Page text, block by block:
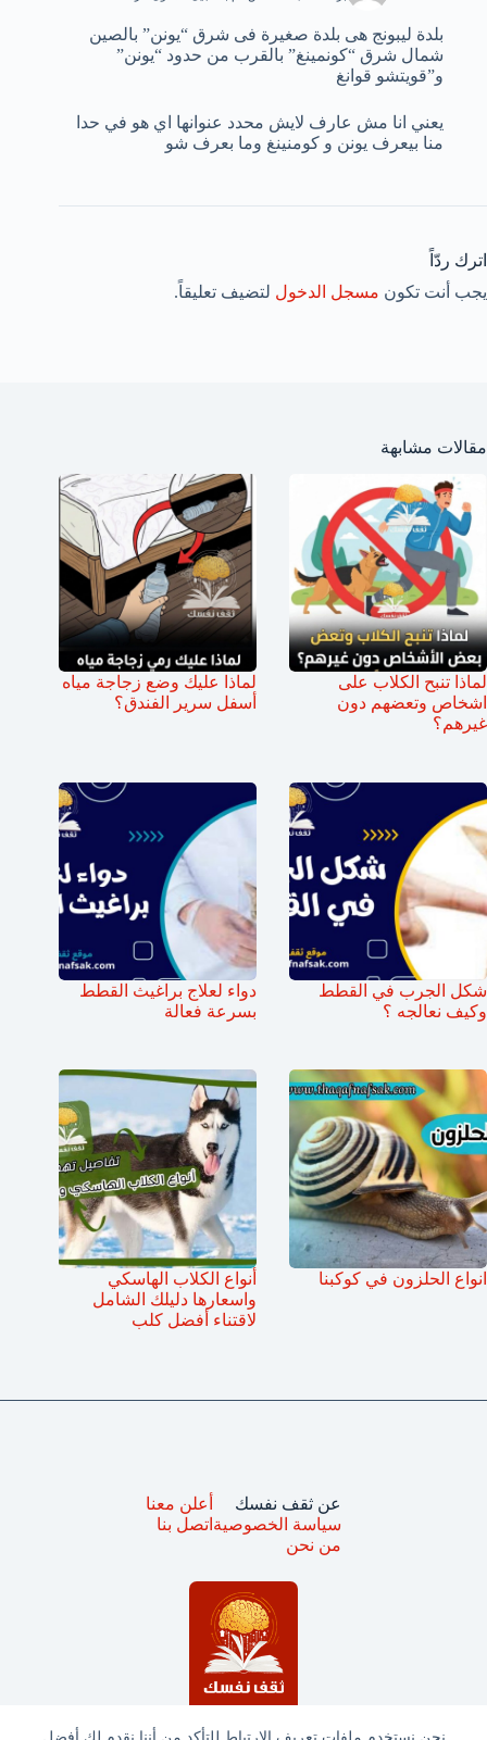
بلدة ليبونج هى بلدة صغيرة فى شرق “يونن” بالصين
شمال شرق “كونمينغ” بالقرب من حدود “يونن”
و”قويتشو قوانغ
يعني انا مش عارف لايش محدد عنوانها اي هو في حدا
منا بيعرف يونن و كومنينغ وما بعرف شو
اترك ردّاً
يجب أنت تكون مسجل الدخول لتضيف تعليقاً.
مقالات مشابهة
لماذا تنبح الكلاب على
اشخاص وتعضهم دون
غيرهم؟
لماذا عليك وضع زجاجة مياه
أسفل سرير الفندق؟
شكل الجرب في القطط
وكيف نعالجه ؟
دواء لعلاج براغيث القطط
بسرعة فعالة
انواع الحلزون في كوكبنا
أنواع الكلاب الهاسكي
واسعارها دليلك الشامل
لاقتناء أفضل كلب
عن ثقف نفسك
سياسة الخصوصية
من نحن
أعلن معنا
اتصل بنا